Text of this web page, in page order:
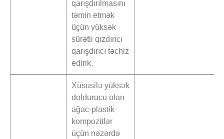
qarışdırılmasını
təmin etmək
üçün yüksək
sürətli qızdırıcı
qarışdırıcı təchiz
edirik.
Xüsusilə yüksək
doldurucu olan
ağac-plastik
kompozitlər
üçün nəzərdə